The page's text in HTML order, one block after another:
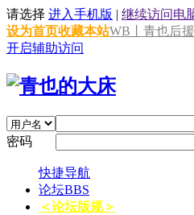
请选择 进入手机版 | 继续访问电
设为首页收藏本站WB丨青也后
开启辅助访问
密码
快捷导航
论坛BBS
＜论坛版规＞